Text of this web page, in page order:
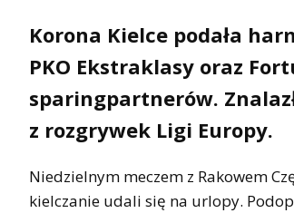
Korona Kielce podała
PKO Ekstraklasy oraz
sparingpartnerów.
z rozgrywek Ligi Europy.
Niedzielnym meczem z Rakowem
kielczanie udali się na urlopy.